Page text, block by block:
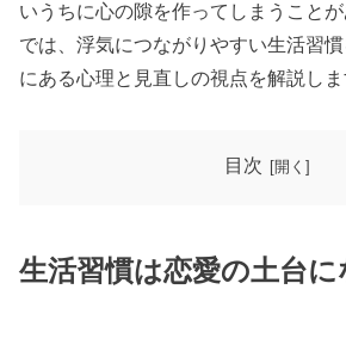
いうちに心の隙を作ってしまうこと
では、浮気につながりやすい生活習
にある心理と見直しの視点を解説しま
目次
生活習慣は恋愛の土台に